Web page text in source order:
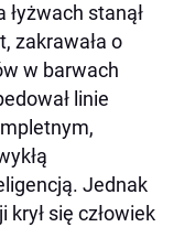
stanął
zakrawała o
w barwach
linie
Jednak
się człowiek